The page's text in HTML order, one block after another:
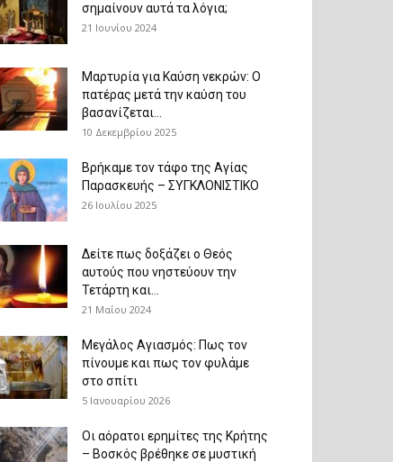
σημαίνουν αυτά τα λόγια;
21 Ιουνίου 2024
Μαρτυρία για Καύση νεκρών: Ο
πατέρας μετά την καύση του
βασανίζεται...
10 Δεκεμβρίου 2025
Βρήκαμε τον τάφο της Αγίας
Παρασκευής – ΣΥΓΚΛΟΝΙΣΤΙΚΟ
26 Ιουλίου 2025
Δείτε πως δοξάζει ο Θεός
αυτούς που νηστεύουν την
Τετάρτη και...
21 Μαΐου 2024
Μεγάλος Αγιασμός: Πως τον
πίνουμε και πως τον φυλάμε
στο σπίτι
5 Ιανουαρίου 2026
Οι αόρατοι ερημίτες της Κρήτης
– Βοσκός βρέθηκε σε μυστική